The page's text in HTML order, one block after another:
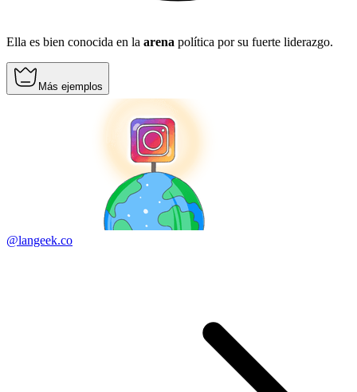
Ella es bien conocida en la arena política por su fuerte liderazgo.
Más ejemplos
@langeek.co